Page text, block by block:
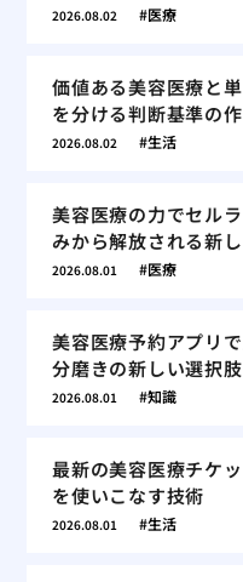
2026.08.02 医療
価値ある美容医療と
を分ける判断基準の
2026.08.02 生活
美容医療の力でセル
みから解放される新
2026.08.01 医療
美容医療予約アプリ
分磨きの新しい選択肢
2026.08.01 知識
最新の美容医療チケ
を使いこなす技術
2026.08.01 生活